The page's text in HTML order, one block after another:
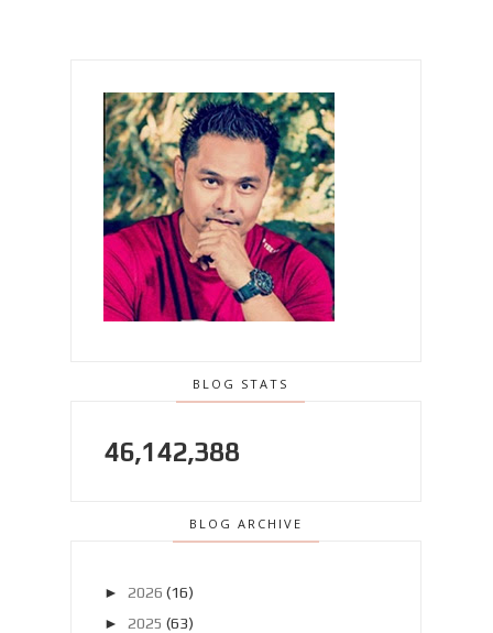
BLOG STATS
46,142,388
BLOG ARCHIVE
► 2026 (16)
► 2025 (63)